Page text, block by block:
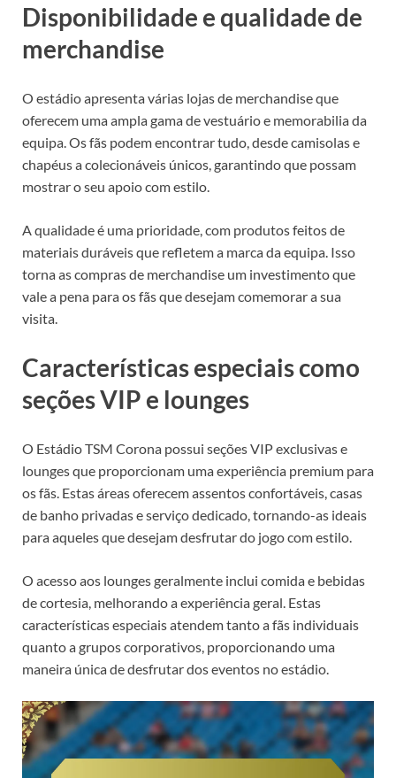
Disponibilidade e qualidade de
merchandise
O estádio apresenta várias lojas de merchandise que
oferecem uma ampla gama de vestuário e memorabilia da
equipa. Os fãs podem encontrar tudo, desde camisolas e
chapéus a colecionáveis únicos, garantindo que possam
mostrar o seu apoio com estilo.
A qualidade é uma prioridade, com produtos feitos de
materiais duráveis que refletem a marca da equipa. Isso
torna as compras de merchandise um investimento que
vale a pena para os fãs que desejam comemorar a sua
visita.
Características especiais como
seções VIP e lounges
O Estádio TSM Corona possui seções VIP exclusivas e
lounges que proporcionam uma experiência premium para
os fãs. Estas áreas oferecem assentos confortáveis, casas
de banho privadas e serviço dedicado, tornando-as ideais
para aqueles que desejam desfrutar do jogo com estilo.
O acesso aos lounges geralmente inclui comida e bebidas
de cortesia, melhorando a experiência geral. Estas
características especiais atendem tanto a fãs individuais
quanto a grupos corporativos, proporcionando uma
maneira única de desfrutar dos eventos no estádio.